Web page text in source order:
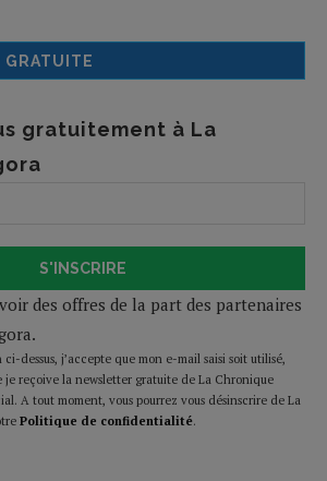
GRATUITE
gratuitement à La
S'INSCRIRE
des offres de la part des partenaires
dessus, j’accepte que mon e-mail saisi soit utilisé,
reçoive la newsletter gratuite de La Chronique
A tout moment, vous pourrez vous désinscrire de La
Politique de confidentialité.